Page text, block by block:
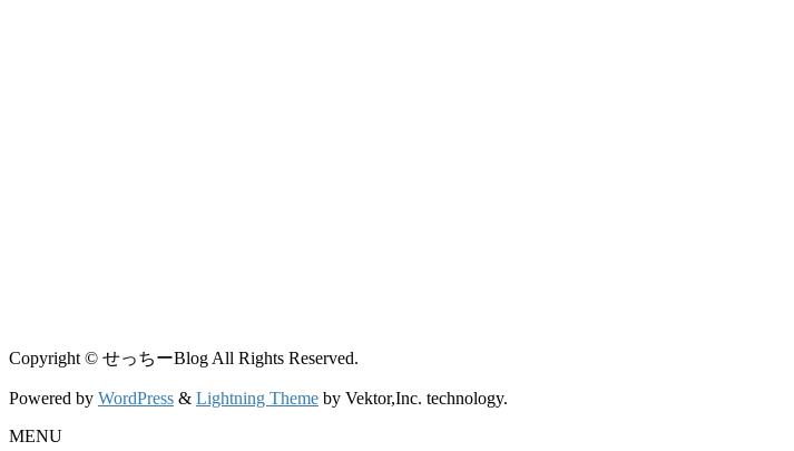
Copyright © せっちーBlog All Rights Reserved.
Powered by WordPress & Lightning Theme by Vektor,Inc. technology.
MENU